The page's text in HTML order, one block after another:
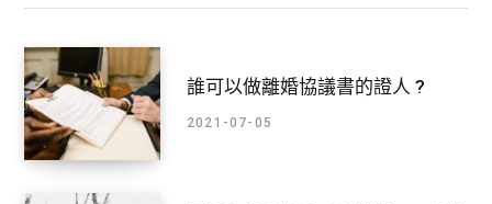
誰可以做離婚協議書的證人 ?
2021-07-05